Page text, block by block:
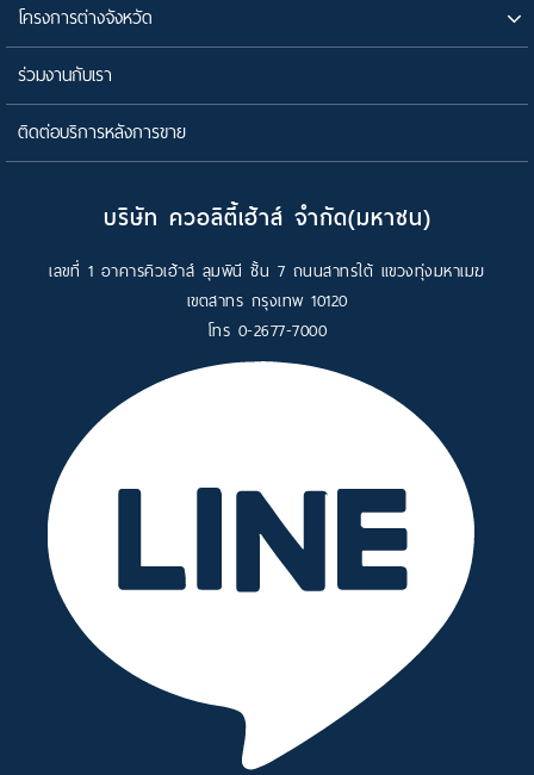
โครงการต่างจังหวัด
ร่วมงานกับเรา
ติดต่อบริการหลังการขาย
บริษัท ควอลิตี้เฮ้าส์ จำกัด(มหาชน)
เลขที่ 1 อาคารคิวเฮ้าส์ ลุมพินี ชั้น 7 ถนนสาทรใต้ แขวงทุ่งมหาเมฆ
เขตสาทร กรุงเทพ 10120
โทร 0-2677-7000